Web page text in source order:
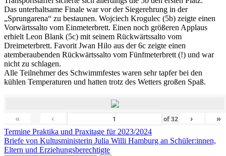
Das unterhaltsame Finale war vor der Siegerehrung in der
„Sprungarena“ zu bestaunen. Wojciech Krogulec (5b) zeigte einen
Vorwärtssalto vom Einmeterbrett. Einen noch größeren Applaus
erhielt Leon Blank (5c) mit seinem Rückwärtssalto vom
Dreimeterbrett. Favorit Jwan Hilo aus der 6c zeigte einen
atemberaubenden Rückwärtssalto vom Fünfmeterbrett (!) und war
nicht zu schlagen.
Alle Teilnehmer des Schwimmfestes waren sehr tapfer bei den
kühlen Temperaturen und hatten trotz des Wetters großen Spaß.
« ‹ of32 › »
Beitragsnavigation
Termine Praktika und Praxitage für 2023/2024
Briefe von Kultusministerin Julia Willi Hamburg an Schüler:innen,
Eltern und Erziehungsberechtigte